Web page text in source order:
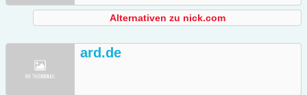
Alternativen zu nick.com
ard.de